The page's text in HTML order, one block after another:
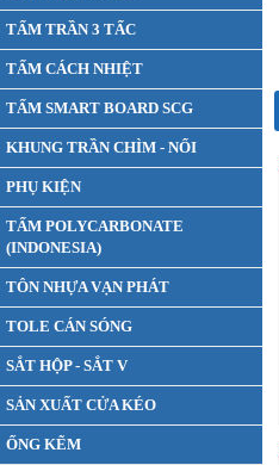
TẤM TRẦN 3 TẤC
TẤM CÁCH NHIỆT
TẤM SMART BOARD SCG
KHUNG TRẦN CHÌM - NỔI
PHỤ KIỆN
TẤM POLYCARBONATE
(INDONESIA)
TÔN NHỰA VẠN PHÁT
TOLE CÁN SÓNG
SẮT HỘP - SẮT V
SẢN XUẤT CỬA KÉO
ỐNG KẼM